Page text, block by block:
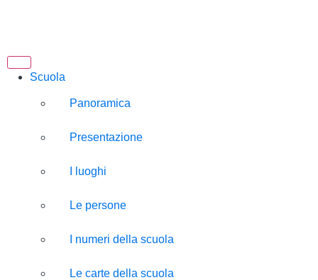
Scuola
Panoramica
Presentazione
I luoghi
Le persone
I numeri della scuola
Le carte della scuola